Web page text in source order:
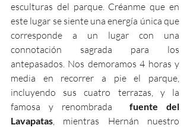
esculturas del parque. Créanme que en
este lugar se siente una energía única que
corresponde a un lugar con una
connotación sagrada para los
antepasados. Nos demoramos 4 horas y
media en recorrer a pie el parque,
incluyendo sus cuatro terrazas, y la
famosa y renombrada fuente del
Lavapatas, mientras Hernán nuestro